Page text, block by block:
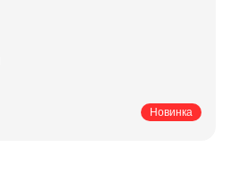
Новинка